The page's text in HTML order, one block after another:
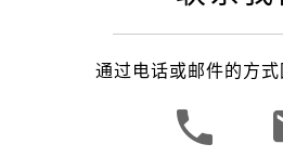
通过电话或邮件的方